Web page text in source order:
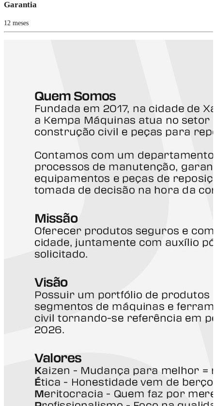
Garantia
12 meses